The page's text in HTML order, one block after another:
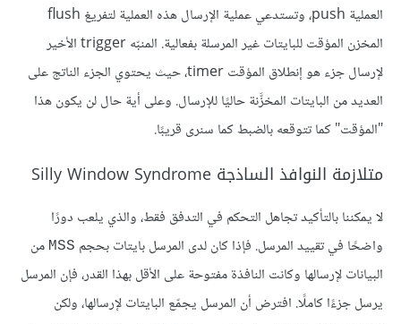
العملية push، وتستدعي عملية الإرسال هذه العملية لتفريغ flush
المخزن المؤقت للبايتات غير المرسلة بفعالية. المنبّه trigger الأخير
لإرسال جزء هو إنطلاق المؤقت timer، حيث يحتوي الجزء الناتج على
العديد من البايتات المخزَّنة حاليًا للإرسال. وعلى أية حال لن يكون هذا
"المؤقت" كما تتوقعه بالضبط كما سنرى قريبًا.
متلازمة النوافذ الساذجة Silly Window Syndrome
لا يمكننا بالتأكيد تجاهل التحكم في التدفق فقط، والذي يلعب دورًا
واضحًا في تقييد المرسل. فإذا كان لدى المرسل بايتات بحجم MSS من
البيانات لإرسالها وكانت النافذة مفتوحة على الأقل بهذا القدر، فإن المرسل
يرسل جزءًا كاملًا. افترض أن المرسل يجمّع البايتات لإرسالها، ولكن